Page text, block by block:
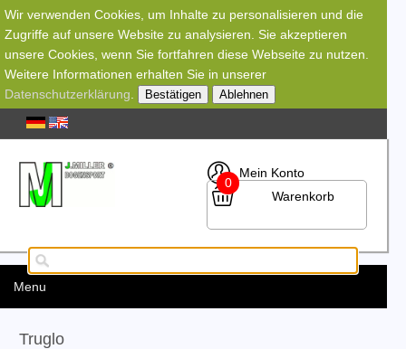
Wir verwenden Cookies, um Inhalte zu personalisieren und die
Zugriffe auf unsere Website zu analysieren. Sie akzeptieren
unsere Cookies, wenn Sie fortfahren diese Webseite zu nutzen.
Weitere Informationen erhalten Sie in unserer
Datenschutzerklärung
Bestätigen Ablehnen
Mein Konto
0
Warenkorb
Menu
Truglo